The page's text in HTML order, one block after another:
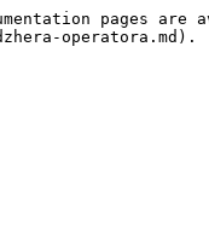
pages are
operatora.md).